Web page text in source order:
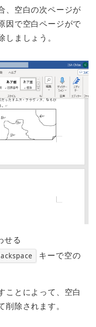
、空白の次ページが
因で空白ページがで
ましょう。
せる
キーで空の
ことによって、空白
除されます。